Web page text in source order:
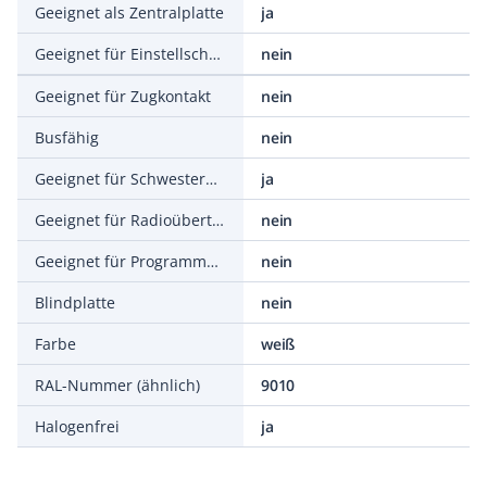
Geeignet als Zentralplatte
ja
Geeignet für Einstellschalter
nein
Geeignet für Zugkontakt
nein
Busfähig
nein
Geeignet für Schwesternrufsystem
ja
Geeignet für Radioübertragung
nein
Geeignet für Programmwahlschalter
nein
Blindplatte
nein
Farbe
weiß
RAL-Nummer (ähnlich)
9010
Halogenfrei
ja